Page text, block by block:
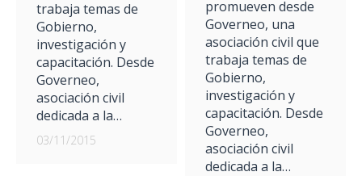
trabaja temas de
Gobierno,
investigación y
capacitación. Desde
Governeo,
asociación civil
dedicada a la…
03/11/2015
promueven desde
Governeo, una
asociación civil que
trabaja temas de
Gobierno,
investigación y
capacitación. Desde
Governeo,
asociación civil
dedicada a la…